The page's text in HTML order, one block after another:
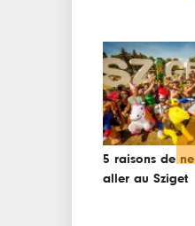
5 raisons de
aller au Sziget